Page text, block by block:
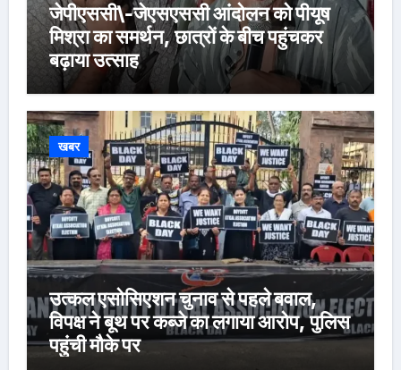
जेपीएससी\-जेएसएससी आंदोलन को पीयूष
मिश्रा का समर्थन, छात्रों के बीच पहुंचकर
बढ़ाया उत्साह
खबर
उत्कल एसोसिएशन चुनाव से पहले बवाल,
विपक्ष ने बूथ पर कब्जे का लगाया आरोप, पुलिस
पहुंची मौके पर